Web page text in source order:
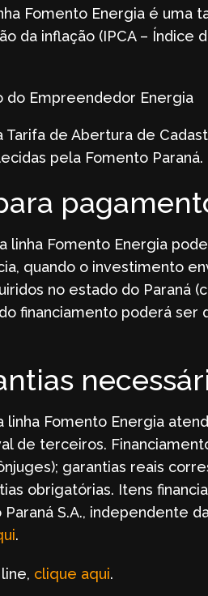
Fomento Energia é uma
da inflação (IPCA – Índice
Tarifa de Abertura de
pela Fomento Paraná.
linha Fomento Energia
quando o investimento
no estado do Paraná
financiamento poderá
Fomento Energia
de terceiros.
garantias reais
obrigatórias. Itens
S.A., independente
.
clique aqui.